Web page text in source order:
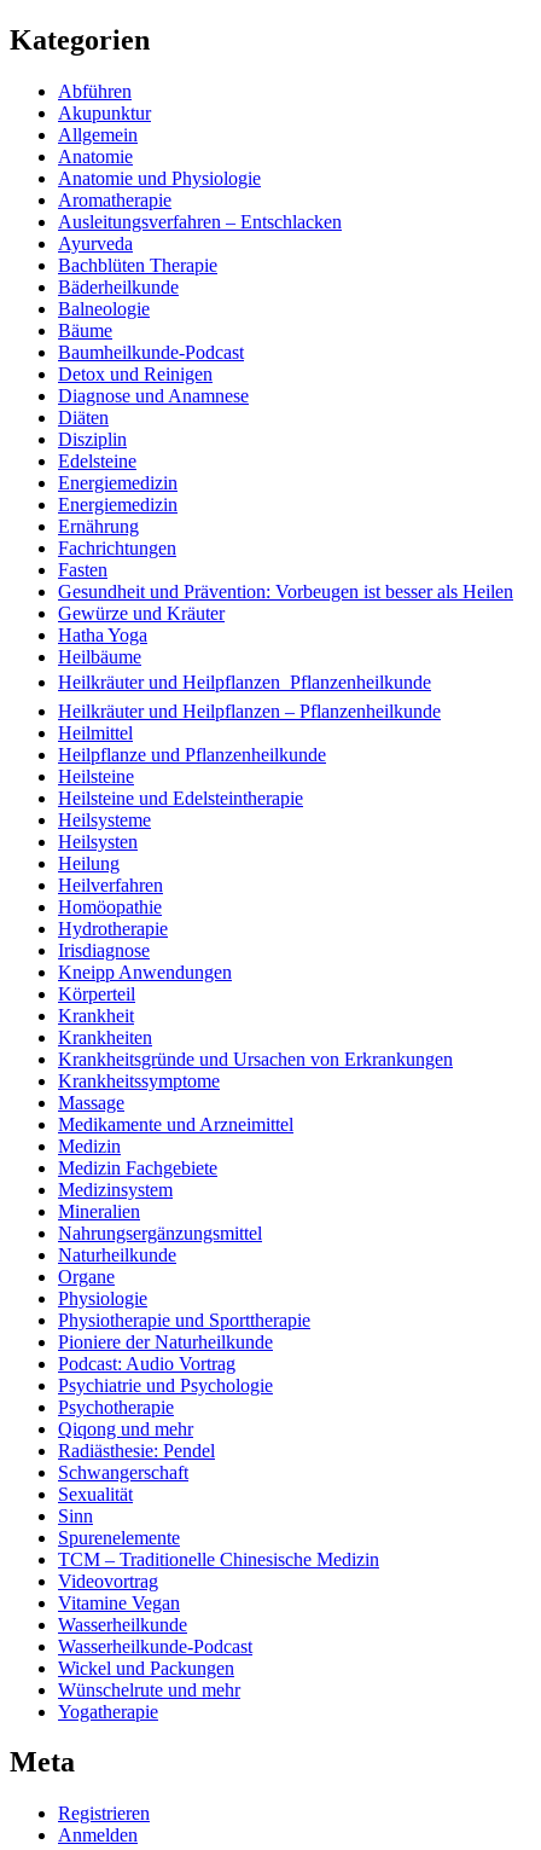
Kategorien
Abführen
Akupunktur
Allgemein
Anatomie
Anatomie und Physiologie
Aromatherapie
Ausleitungsverfahren – Entschlacken
Ayurveda
Bachblüten Therapie
Bäderheilkunde
Balneologie
Bäume
Baumheilkunde-Podcast
Detox und Reinigen
Diagnose und Anamnese
Diäten
Disziplin
Edelsteine
Energiemedizin
Energiemedizin
Ernährung
Fachrichtungen
Fasten
Gesundheit und Prävention: Vorbeugen ist besser als Heilen
Gewürze und Kräuter
Hatha Yoga
Heilbäume
Heilkräuter und Heilpflanzen  Pflanzenheilkunde
Heilkräuter und Heilpflanzen – Pflanzenheilkunde
Heilmittel
Heilpflanze und Pflanzenheilkunde
Heilsteine
Heilsteine und Edelsteintherapie
Heilsysteme
Heilsysten
Heilung
Heilverfahren
Homöopathie
Hydrotherapie
Irisdiagnose
Kneipp Anwendungen
Körperteil
Krankheit
Krankheiten
Krankheitsgründe und Ursachen von Erkrankungen
Krankheitssymptome
Massage
Medikamente und Arzneimittel
Medizin
Medizin Fachgebiete
Medizinsystem
Mineralien
Nahrungsergänzungsmittel
Naturheilkunde
Organe
Physiologie
Physiotherapie und Sporttherapie
Pioniere der Naturheilkunde
Podcast: Audio Vortrag
Psychiatrie und Psychologie
Psychotherapie
Qiqong und mehr
Radiästhesie: Pendel
Schwangerschaft
Sexualität
Sinn
Spurenelemente
TCM – Traditionelle Chinesische Medizin
Videovortrag
Vitamine Vegan
Wasserheilkunde
Wasserheilkunde-Podcast
Wickel und Packungen
Wünschelrute und mehr
Yogatherapie
Meta
Registrieren
Anmelden